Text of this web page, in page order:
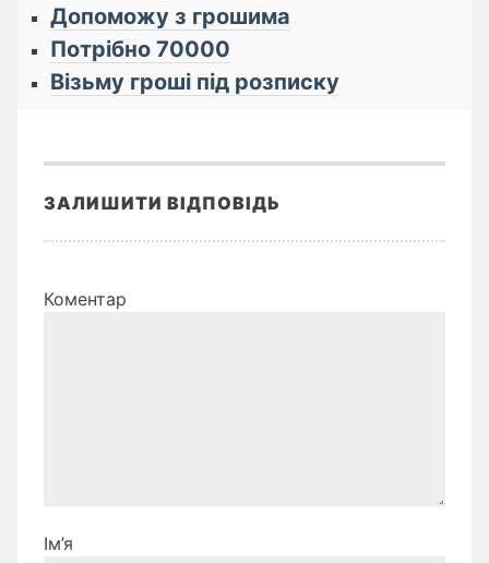
Допоможу з грошима
Потрібно 70000
Візьму гроші під розписку
ЗАЛИШИТИ ВІДПОВІДЬ
Коментар
Ім’я